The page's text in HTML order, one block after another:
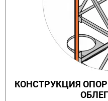
КОНСТРУКЦИЯ